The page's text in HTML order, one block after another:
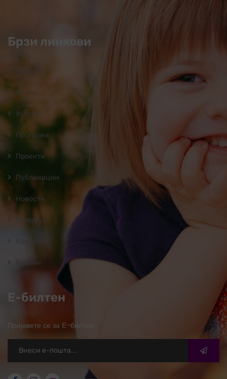
Брзи линкови
Почетна
За нас
Услуги
Програмa
Проекти
Публикации
Новости
Галерија
Билтен
Е-билтен
Пријавете се за Е-билтен